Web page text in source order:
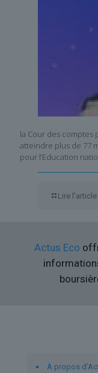
la Cour des comptes
atteindre plus de 77
pour l’Education
Lire l’article
Actus Eco
À propos